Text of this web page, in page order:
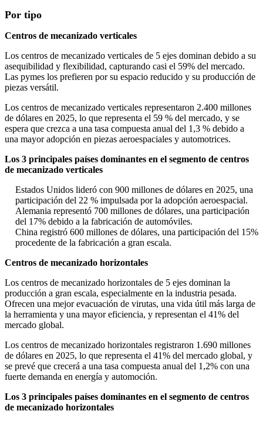
Por tipo
Centros de mecanizado verticales
Los centros de mecanizado verticales de 5 ejes dominan debido a su
asequibilidad y flexibilidad, capturando casi el 59% del mercado.
Las pymes los prefieren por su espacio reducido y su producción de
piezas versátil.
Los centros de mecanizado verticales representaron 2.400 millones
de dólares en 2025, lo que representa el 59 % del mercado, y se
espera que crezca a una tasa compuesta anual del 1,3 % debido a
una mayor adopción en piezas aeroespaciales y automotrices.
Los 3 principales países dominantes en el segmento de centros
de mecanizado verticales
Estados Unidos lideró con 900 millones de dólares en 2025, una
participación del 22 % impulsada por la adopción aeroespacial.
Alemania representó 700 millones de dólares, una participación
del 17% debido a la fabricación de automóviles.
China registró 600 millones de dólares, una participación del 15%
procedente de la fabricación a gran escala.
Centros de mecanizado horizontales
Los centros de mecanizado horizontales de 5 ejes dominan la
producción a gran escala, especialmente en la industria pesada.
Ofrecen una mejor evacuación de virutas, una vida útil más larga de
la herramienta y una mayor eficiencia, y representan el 41% del
mercado global.
Los centros de mecanizado horizontales registraron 1.690 millones
de dólares en 2025, lo que representa el 41% del mercado global, y
se prevé que crecerá a una tasa compuesta anual del 1,2% con una
fuerte demanda en energía y automoción.
Los 3 principales países dominantes en el segmento de centros
de mecanizado horizontales